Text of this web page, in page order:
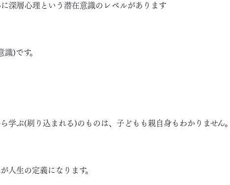
深層心理という潜在意識のレベルがあります
)です。
学ぶ(刷り込まれる)のものは、子どもも親自身もわかりません。
人生の定義になります。